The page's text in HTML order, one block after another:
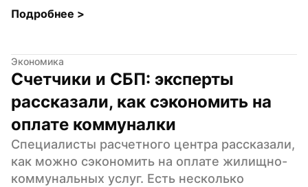
Подробнее >
Экономика
Счетчики и СБП: эксперты
рассказали, как сэкономить на
оплате коммуналки
Специалисты расчетного центра рассказали,
как можно сэкономить на оплате жилищно-
коммунальных услуг. Есть несколько